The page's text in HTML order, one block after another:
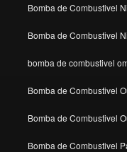
Bomba de Combustivel
Bomba de Combustivel
bomba de combustivel
Bomba de Combustivel
Bomba de Combustivel
Bomba de Combustivel